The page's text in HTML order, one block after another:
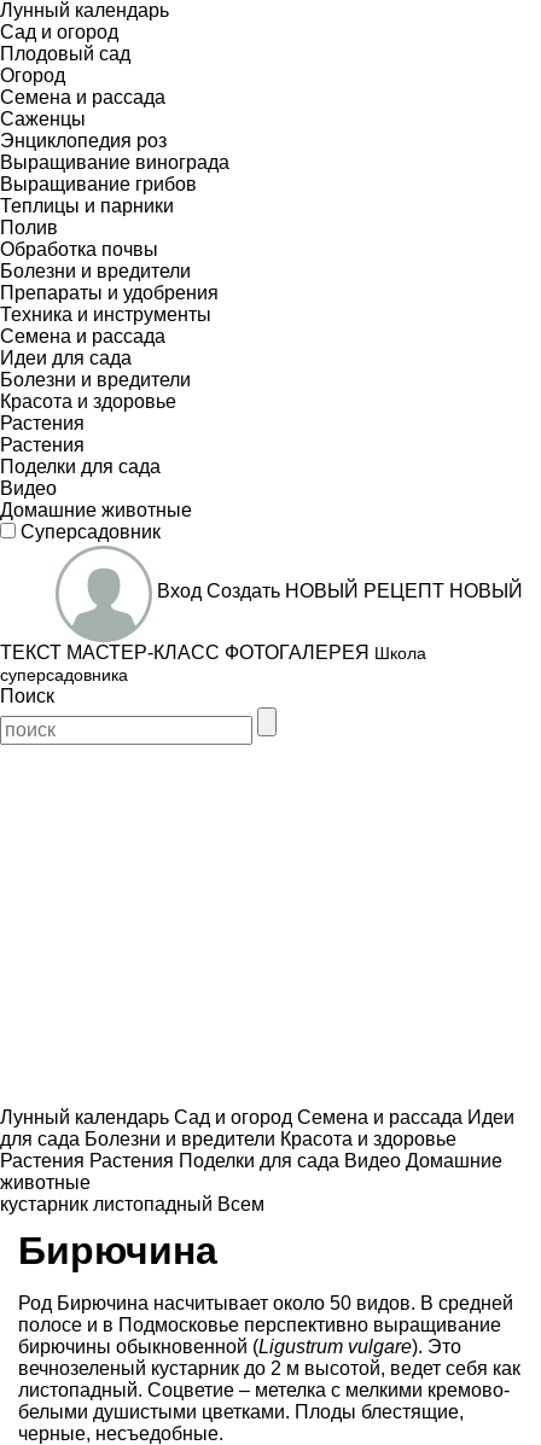
Лунный календарь
Сад и огород
Плодовый сад
Огород
Семена и рассада
Саженцы
Энциклопедия роз
Выращивание винограда
Выращивание грибов
Теплицы и парники
Полив
Обработка почвы
Болезни и вредители
Препараты и удобрения
Техника и инструменты
Семена и рассада
Идеи для сада
Болезни и вредители
Красота и здоровье
Растения
Растения
Поделки для сада
Видео
Домашние животные
Суперсадовник
Вход Создать НОВЫЙ РЕЦЕПТ НОВЫЙ
ТЕКСТ МАСТЕР-КЛАСС ФОТОГАЛЕРЕЯ Школа
суперсадовника
Поиск
Лунный календарь Сад и огород Семена и рассада Идеи
для сада Болезни и вредители Красота и здоровье
Растения Растения Поделки для сада Видео Домашние
животные
кустарник листопадный Всем
Бирючина
Род Бирючина насчитывает около 50 видов. В средней
полосе и в Подмосковье перспективно выращивание
бирючины обыкновенной (Ligustrum vulgare). Это
вечнозеленый кустарник до 2 м высотой, ведет себя как
листопадный. Соцветие – метелка с мелкими кремово-
белыми душистыми цветками. Плоды блестящие,
черные, несъедобные.